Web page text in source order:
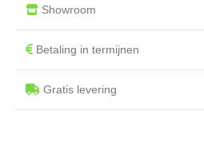
Showroom
Betaling in termijnen
Gratis levering